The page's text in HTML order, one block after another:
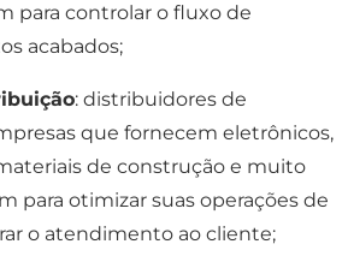
para controlar o fluxo de
acabados;
: distribuidores de
que fornecem eletrônicos,
de construção e muito
para otimizar suas operações de
o atendimento ao cliente;